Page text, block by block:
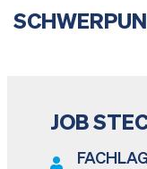
JOB